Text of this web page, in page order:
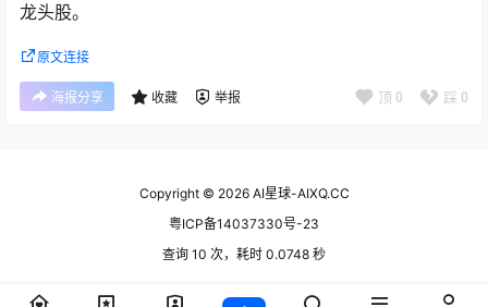
龙头股。
原文连接
海报分享 收藏 举报 顶 0 踩 0
Copyright © 2026AI星球-AIXQ.CC
粤ICP备14037330号-23
查询 10 次，耗时 0.0748 秒